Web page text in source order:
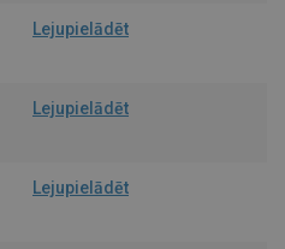
Lejupielādēt
Lejupielādēt
Lejupielādēt